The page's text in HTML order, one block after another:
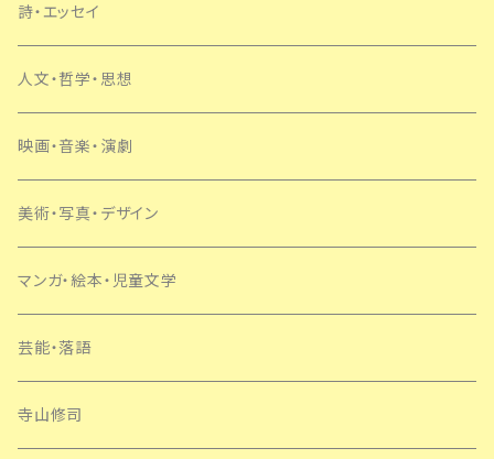
日本
外国
SF・ミステリー
詩・エッセイ
人文・哲学・思想
映画・音楽・演劇
美術・写真・デザイン
マンガ・絵本・児童文学
芸能・落語
寺山修司